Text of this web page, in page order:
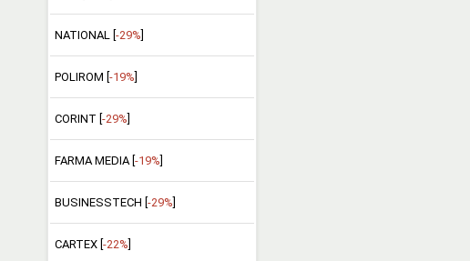
NATIONAL [ -29%
POLIROM [ -19%
CORINT [ -29%
FARMA MEDIA [ -19%
BUSINESSTECH [ -29%
CARTEX [ -22%